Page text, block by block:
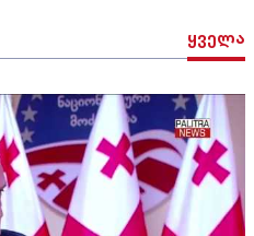
ყველა